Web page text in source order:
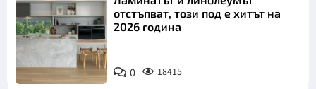
отстъпват, този под е хитът на
2026 година
0 18415